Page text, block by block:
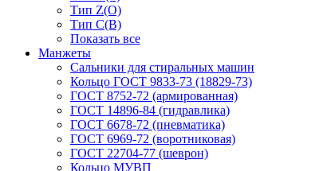
Тип Z(O)
Тип С(В)
Показать все
Манжеты
Сальники для стиральных машин
Кольцо ГОСТ 9833-73 (18829-73)
ГОСТ 8752-72 (армированная)
ГОСТ 14896-84 (гидравлика)
ГОСТ 6678-72 (пневматика)
ГОСТ 6969-72 (воротниковая)
ГОСТ 22704-77 (шеврон)
Кольцо МУВП